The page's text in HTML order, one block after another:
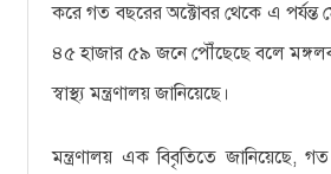
করে গত বছরের অক্টোবর থেকে এ পর্যন্ত
৪৫ হাজার ৫৯ জনে পৌঁছেছে বলে
স্বাস্থ্য মন্ত্রণালয় জানিয়েছে।
মন্ত্রণালয় এক বিবৃতিতে জানিয়েছে,